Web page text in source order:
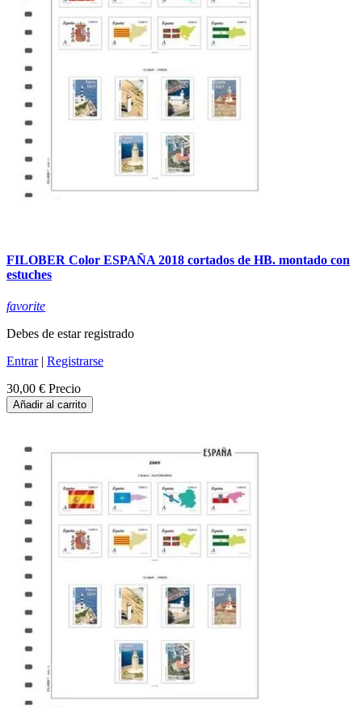
FILOBER Color ESPAÑA 2018 cortados de HB. montado con
estuches
favorite
Debes de estar registrado
Entrar| Registrarse
30,00 € Precio
Añadir al carrito